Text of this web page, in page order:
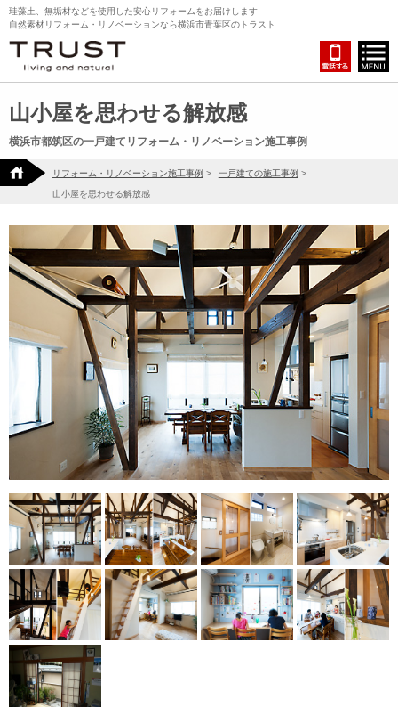
珪藻土、無垢材などを使用した安心リフォームをお届けします
自然素材リフォーム・リノベーションなら横浜市青葉区のトラスト
山小屋を思わせる解放感
横浜市都筑区の一戸建てリフォーム・リノベーション施工事例
リフォーム・リノベーション施工事例 > 一戸建ての施工事例 >
山小屋を思わせる解放感